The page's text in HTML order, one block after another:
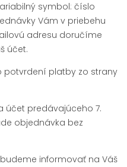
symbol: číslo
Vám v priebehu
adresu doručíme
účet.
potvrdení platby zo strany
účet predávajúceho 7.
objednávka bez
informovať na Váš